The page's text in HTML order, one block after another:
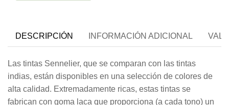
DESCRIPCIÓN INFORMACIÓN ADICIONAL
Las tintas Sennelier, que se comparan con las tintas
indias, están disponibles en una selección de colores de
alta calidad. Extremadamente ricas, estas tintas se
fabrican con goma laca que proporciona (a cada tono) un